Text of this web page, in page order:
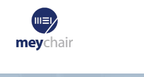
Cookie-Einstellungen
Cookie-Einstellungen bearbeiten.
Cookie-Einstellungen bearbeiten.
main